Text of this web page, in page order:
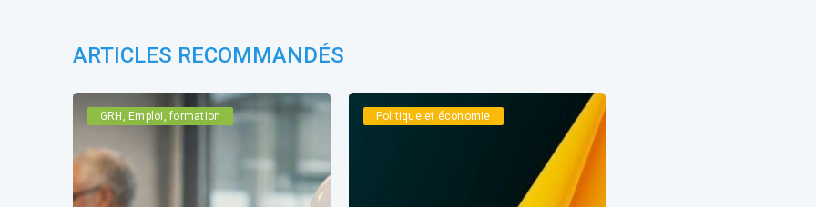
ARTICLES RECOMMANDÉS
GRH, Emploi, formation Politique et économie